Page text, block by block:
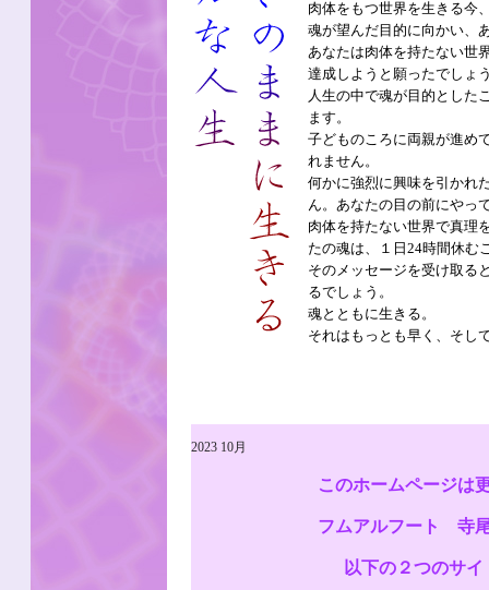
肉体をもつ世界を生きる今
魂が望んだ目的に向かい、
あなたは肉体を持たない世
達成しようと願ったでしょ
人生の中で魂が目的とした
ます。
子どものころに両親が進め
れません。
何かに強烈に興味を引かれ
ん。あなたの目の前にやっ
肉体を持たない世界で真理
たの魂は、１日24時間休む
そのメッセージを受け取る
るでしょう。
魂とともに生きる。
それはもっとも早く、そし
2023 10月
このホームページは
フムアルフート 寺
以下の２つのサ